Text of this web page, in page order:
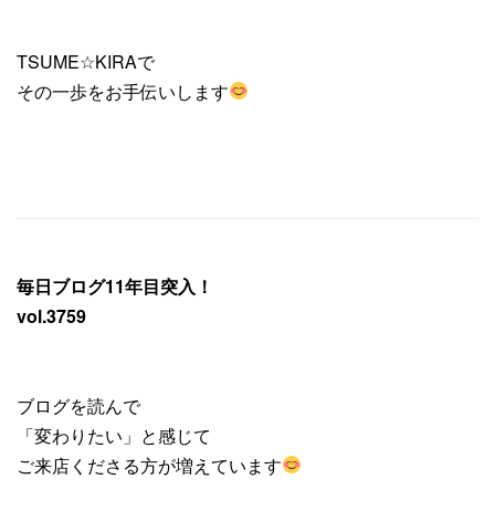
TSUME☆KIRAで
その一歩をお手伝いします
毎日ブログ11年目突入！
vol.3759
ブログを読んで
「変わりたい」と感じて
ご来店くださる方が増えています